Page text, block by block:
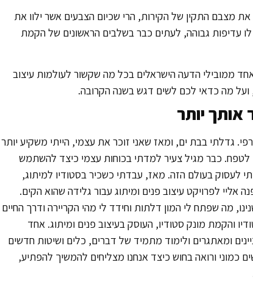
מצבם התקין של הקירות, הרי שכיום הצבעים אשר ילוו את
עדיפות גבוהה, לעתים כבר בשלבים הראשונים של הקמת
ממובילי הדעה הישראלים בכל מה שקשור לעולמות עיצוב
ועל מה כדאי לכם לשים דגש בשנה הקרובה.
יותר
גדלתי בבת ים, ומאז שאני זוכר את עצמי, הייתי משקיע יותר
לטפח. כבר מגיל צעיר למדתי בכוחות עצמי כיצד להשתמש
לעסוק בעולם הזה. מאז, עבדתי כשכיר בסטודיו למיתוג,
לפרויקט עיצוב פנים ומיתוג עבור גלידה שהוא הקים.
מה שפתח לי המון דלתות וחידד לי מהי הקריירה ודרך החיים
והקמת מונק סטודיו, העוסק בעיצוב פנים ומיתוג. אחד
ומאתגרים ולימוד מתמיד של דברים, כלים ושיטות חדשים
כמוני ורואה בחוש כיצד אנחנו מצליחים להמשיך להפתיע,